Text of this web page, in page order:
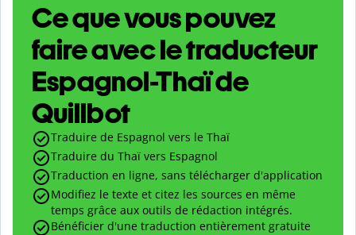
Ce que vous pouvez
faire avec le traducteur
Espagnol-Thaï de
Quillbot
Traduire de Espagnol vers le Thaï
Traduire du Thaï vers Espagnol
Traduction en ligne, sans télécharger d'application
Modifiez le texte et citez les sources en même
temps grâce aux outils de rédaction intégrés.
Bénéficier d'une traduction entièrement gratuite